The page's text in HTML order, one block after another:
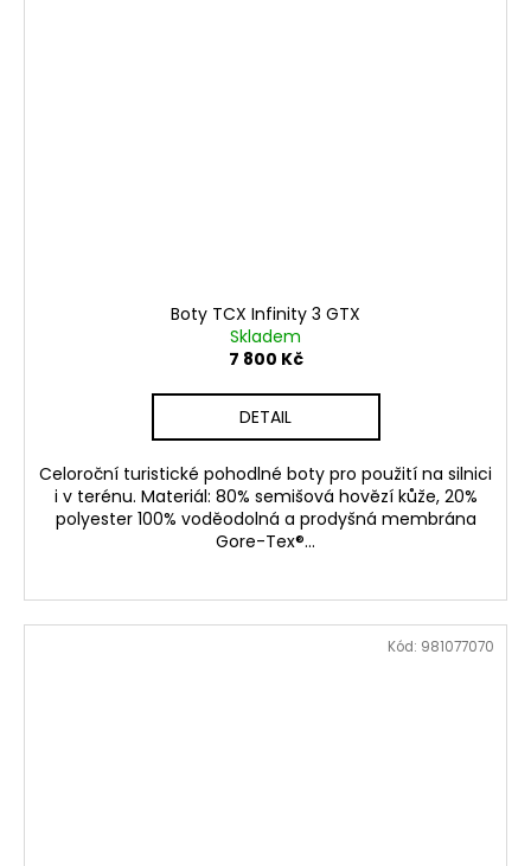
Boty TCX Infinity 3 GTX
Skladem
7 800 Kč
DETAIL
Celoroční turistické pohodlné boty pro použití na silnici
i v terénu. Materiál: 80% semišová hovězí kůže, 20%
polyester 100% voděodolná a prodyšná membrána
Gore-Tex®...
Kód: 981077070